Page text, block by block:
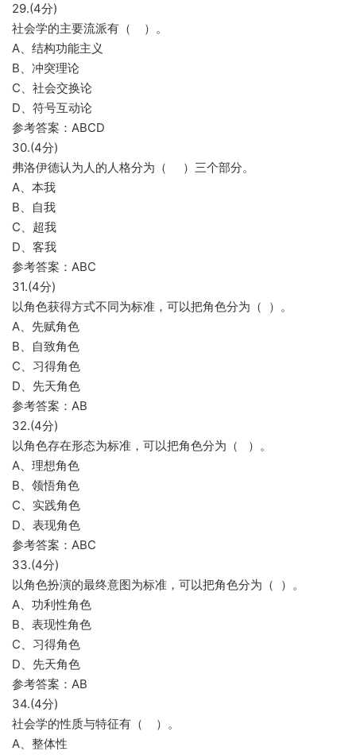
29.(4分)
社会学的主要流派有（ ）。
A、结构功能主义
B、冲突理论
C、社会交换论
D、符号互动论
参考答案：ABCD
30.(4分)
弗洛伊德认为人的人格分为（ ）三个部分。
A、本我
B、自我
C、超我
D、客我
参考答案：ABC
31.(4分)
以角色获得方式不同为标准，可以把角色分为（ ）。
A、先赋角色
B、自致角色
C、习得角色
D、先天角色
参考答案：AB
32.(4分)
以角色存在形态为标准，可以把角色分为（ ）。
A、理想角色
B、领悟角色
C、实践角色
D、表现角色
参考答案：ABC
33.(4分)
以角色扮演的最终意图为标准，可以把角色分为（ ）。
A、功利性角色
B、表现性角色
C、习得角色
D、先天角色
参考答案：AB
34.(4分)
社会学的性质与特征有（ ）。
A、整体性